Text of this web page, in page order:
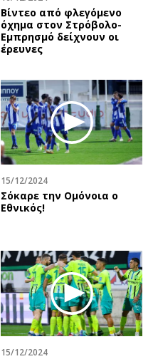
Βίντεο από φλεγόμενο
όχημα στον Στρόβολο-
Εμπρησμό δείχνουν οι
έρευνες
15/12/2024
Σόκαρε την Ομόνοια ο
Εθνικός!
15/12/2024